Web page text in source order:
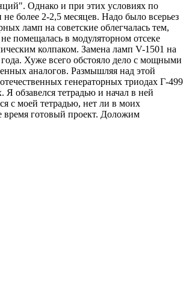
Однако и при этих условиях по
более 2-2,5 месяцев. Надо было всерьез
ламп на советские облегчалась тем,
помещалась в модуляторном отсеке
колпаком. Замена ламп V-1501 на
Хуже всего обстояло дело с мощными
аналогов. Размышляя над этой
генераторных триодах Г-499
обзавелся тетрадью и начал в ней
с моей тетрадью, нет ли в моих
время готовый проект. Доложим